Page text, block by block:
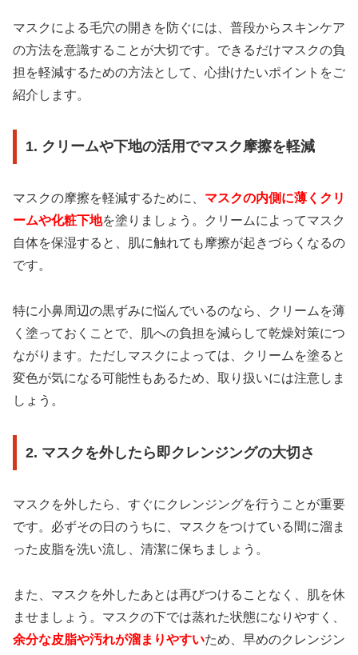
マスクによる毛穴の開きを防ぐには、普段からスキンケア
の方法を意識することが大切です。できるだけマスクの負
担を軽減するための方法として、心掛けたいポイントをご
紹介します。
1. クリームや下地の活用でマスク摩擦を軽減
マスクの摩擦を軽減するために、 マスクの内側に薄くクリ
ームや化粧下地を塗りましょう。クリームによってマスク
自体を保湿すると、肌に触れても摩擦が起きづらくなるの
です。
特に小鼻周辺の黒ずみに悩んでいるのなら、クリームを薄
く塗っておくことで、肌への負担を減らして乾燥対策につ
ながります。ただしマスクによっては、クリームを塗ると
変色が気になる可能性もあるため、取り扱いには注意しま
しょう。
2. マスクを外したら即クレンジングの大切さ
マスクを外したら、すぐにクレンジングを行うことが重要
です。必ずその日のうちに、マスクをつけている間に溜ま
った皮脂を洗い流し、清潔に保ちましょう。
また、マスクを外したあとは再びつけることなく、肌を休
ませましょう。マスクの下では蒸れた状態になりやすく、
余分な皮脂や汚れが溜まりやすいため、早めのクレンジン